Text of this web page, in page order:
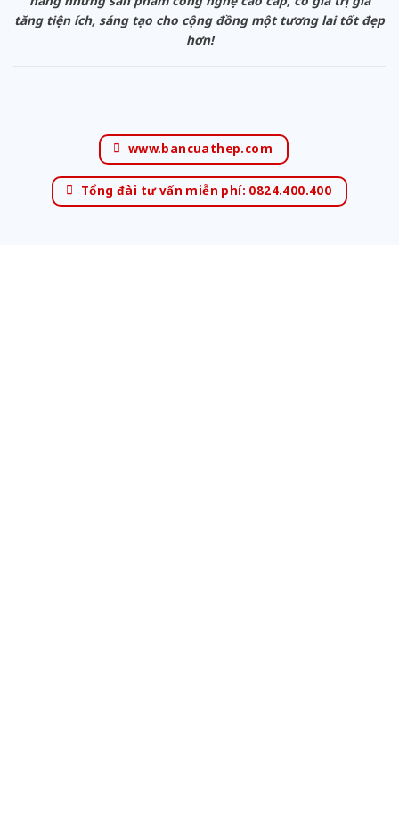
tăng tiện ích, sáng tạo cho cộng đồng một tương lai tốt đẹp
hơn!
www.bancuathep.com
Tổng đài tư vấn miễn phí: 0824.400.400